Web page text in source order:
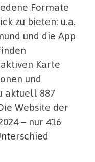
Formate
zu bieten: u.a.
und die App
Karte
und
aktuell 887
Website der
– nur 416